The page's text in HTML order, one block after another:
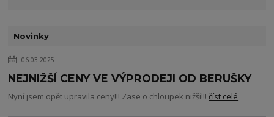
Novinky
06.03.2025
NEJNIŽŠÍ CENY VE VÝPRODEJI OD BERUŠKY
Nyní jsem opět upravila ceny!!! Zase o chloupek nižší!!!číst celé